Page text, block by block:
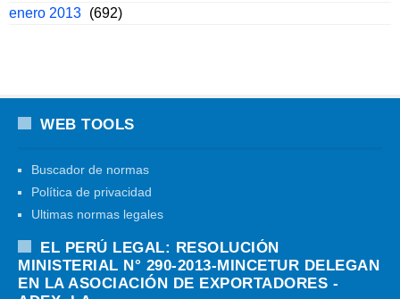
enero 2013 (692)
WEB TOOLS
Buscador de normas
Política de privacidad
Ultimas normas legales
EL PERÚ LEGAL: RESOLUCIÓN
MINISTERIAL N° 290-2013-MINCETUR DELEGAN
EN LA ASOCIACIÓN DE EXPORTADORES -